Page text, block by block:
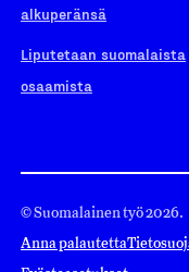
alkuperänsä
Liputetaan suomalaista
osaamista
© Suomalainen työ 2026.
Anna palautetta